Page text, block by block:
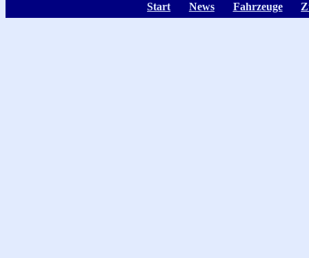
Start News Fahrzeuge